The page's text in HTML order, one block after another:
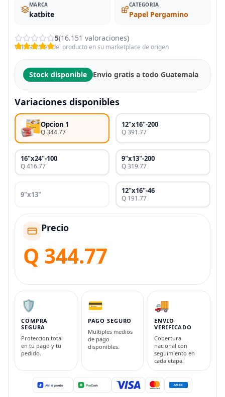
MARCA
katbite
CATEGORIA
Papel Pergamino
5(16.151 valoraciones)
Valoraciones del producto en su marketplace de origen
Stock disponible Envio gratis a todo Guatemala
Variaciones disponibles
Opcion 1
Q 344.77
12"x16"-200
Q 391.77
16"x24"-100
Q 416.77
9"x13"-200
Q 319.77
9"x13" 12"x16"-46
Q 191.77
Precio
Q 344.77
🛡️
COMPRA
SEGURA
Proteccion total
en tu pago y tu
pedido.
💳
PAGO SEGURO
Multiples medios
de pago
disponibles.
🚚
ENVIO
VERIFICADO
Cobertura
nacional con
seguimiento en
cada etapa.